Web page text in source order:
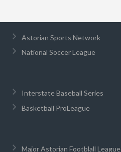
Astorian Sports Network
National Soccer League
Interstate Baseball Series
Basketball ProLeague
Major Astorian Footblall League